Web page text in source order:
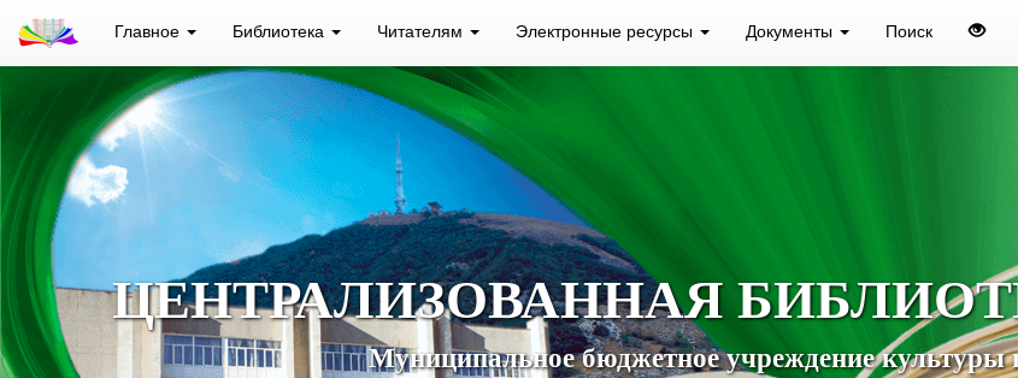
Главное Библиотека Читателям Электронные ресурсы Документы Поиск
ЦЕНТРАЛИЗОВАННАЯ
Муниципальное бюджетное учреждение культуры